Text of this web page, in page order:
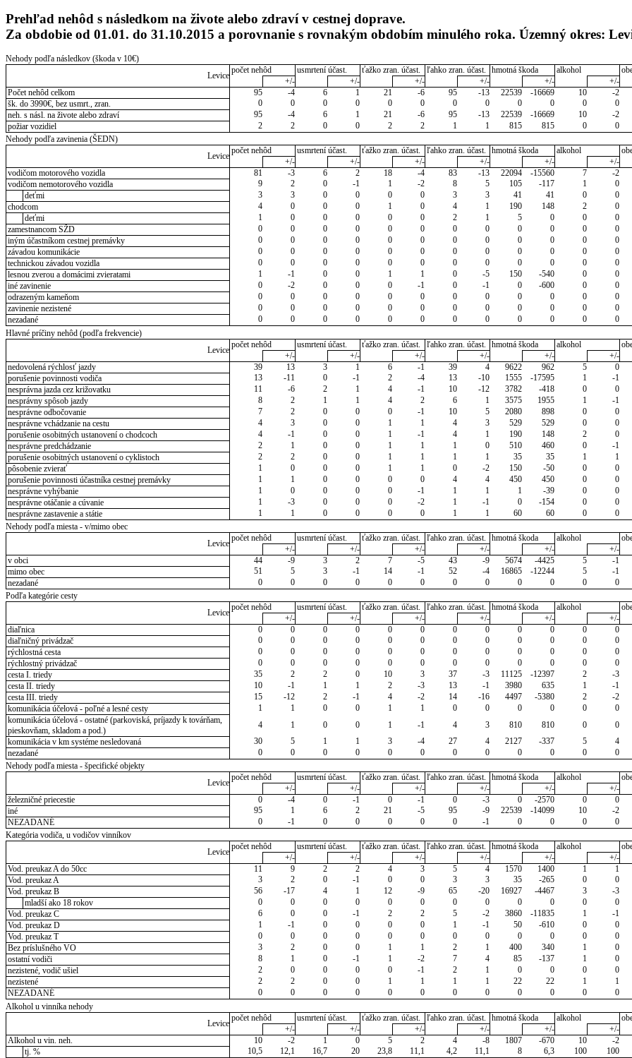
Prehľad nehôd s následkom na živote alebo zdraví v cestnej doprave.
Za obdobie od 01.01. do 31.10.2015 a porovnanie s rovnakým obdobím minulého roka. Územný okres:
Nehody podľa následkov (škoda v 10€)
Levice
počet nehôd usmrtení účast. ťažko zran. účast. ľahko zran. účast. hmotná škoda alkohol
+/-
+/- +/- +/- +/- +/-
Počet nehôd celkom
95 -4 6 1 21 -6 95 -13 22539 -16669 10 -2
šk. do 3990€, bez usmrt., zran.
0 0 0 0 0 0 0 0 0 0 0 0
neh. s násl. na živote alebo zdraví
95 -4 6 1 21 -6 95 -13 22539 -16669 10 -2
požiar vozidiel
2 2 0 0 2 2 1 1 815 815 0 0
Nehody podľa zavinenia (ŠEDN)
Levice
počet nehôd usmrtení účast. ťažko zran. účast. ľahko zran. účast. hmotná škoda alkohol
+/-
+/- +/- +/- +/- +/-
vodičom motorového vozidla
81 -3 6 2 18 -4 83 -13 22094 -15560 7 -2
vodičom nemotorového vozidla
9 2 0 -1 1 -2 8 5 105 -117 1 0
deťmi
3 3 0 0 0 0 3 3 41 41 0 0
chodcom
4 0 0 0 1 0 4 1 190 148 2 0
deťmi
1 0 0 0 0 0 2 1 5 0 0 0
zamestnancom SŽD
0 0 0 0 0 0 0 0 0 0 0 0
iným účastníkom cestnej premávky
0 0 0 0 0 0 0 0 0 0 0 0
závadou komunikácie
0 0 0 0 0 0 0 0 0 0 0 0
technickou závadou vozidla
0 0 0 0 0 0 0 0 0 0 0 0
lesnou zverou a domácimi zvieratami
1 -1 0 0 1 1 0 -5 150 -540 0 0
iné zavinenie
0 -2 0 0 0 -1 0 -1 0 -600 0 0
odrazeným kameňom
0 0 0 0 0 0 0 0 0 0 0 0
zavinenie nezistené
0 0 0 0 0 0 0 0 0 0 0 0
nezadané
0 0 0 0 0 0 0 0 0 0 0 0
Hlavné príčiny nehôd (podľa frekvencie)
Levice
počet nehôd usmrtení účast. ťažko zran. účast. ľahko zran. účast. hmotná škoda alkohol
+/-
+/- +/- +/- +/- +/-
nedovolená rýchlosť jazdy
39 13 3 1 6 -1 39 4 9622 962 5 0
porušenie povinnosti vodiča
13 -11 0 -1 2 -4 13 -10 1555 -17595 1 -1
nesprávna jazda cez križovatku
11 -6 2 1 4 -1 10 -12 3782 -418 0 0
nesprávny spôsob jazdy
8 2 1 1 4 2 6 1 3575 1955 1 -1
nesprávne odbočovanie
7 2 0 0 0 -1 10 5 2080 898 0 0
nesprávne vchádzanie na cestu
4 3 0 0 1 1 4 3 529 529 0 0
porušenie osobitných ustanovení o chodcoch
4 -1 0 0 1 -1 4 1 190 148 2 0
nesprávne predchádzanie
2 1 0 0 1 1 1 0 510 460 0 -1
porušenie osobitných ustanovení o cyklistoch
2 2 0 0 1 1 1 1 35 35 1 1
pôsobenie zvierať
1 0 0 0 1 1 0 -2 150 -50 0 0
porušenie povinnosti účastníka cestnej premávky
1 1 0 0 0 0 4 4 450 450 0 0
nesprávne vyhýbanie
1 0 0 0 0 -1 1 1 1 -39 0 0
nesprávne otáčanie a cúvanie
1 -3 0 0 0 -2 1 -1 0 -154 0 0
nesprávne zastavenie a státie
1 1 0 0 0 0 1 1 60 60 0 0
Nehody podľa miesta - v/mimo obec
Levice
počet nehôd usmrtení účast. ťažko zran. účast. ľahko zran. účast. hmotná škoda alkohol
+/-
+/- +/- +/- +/- +/-
v obci
44 -9 3 2 7 -5 43 -9 5674 -4425 5 -1
mimo obec
51 5 3 -1 14 -1 52 -4 16865 -12244 5 -1
nezadané
0 0 0 0 0 0 0 0 0 0 0 0
Podľa kategórie cesty
Levice
počet nehôd usmrtení účast. ťažko zran. účast. ľahko zran. účast. hmotná škoda alkohol
+/-
+/- +/- +/- +/- +/-
diaľnica
0 0 0 0 0 0 0 0 0 0 0 0
diaľničný privádzač
0 0 0 0 0 0 0 0 0 0 0 0
rýchlostná cesta
0 0 0 0 0 0 0 0 0 0 0 0
rýchlostný privádzač
0 0 0 0 0 0 0 0 0 0 0 0
cesta I. triedy
35 2 2 0 10 3 37 -3 11125 -12397 2 -3
cesta II. triedy
10 -1 1 1 2 -3 13 -1 3980 635 1 -1
cesta III. triedy
15 -12 2 -1 4 -2 14 -16 4497 -5380 2 -2
komunikácia účelová - poľné a lesné cesty
1 1 0 0 1 1 0 0 0 0 0 0
komunikácia účelová - ostatné (parkoviská, príjazdy k továrňam,
pieskovňam, skladom a pod.)
4 1 0 0 1 -1 4 3 810 810 0 0
komunikácia v km systéme nesledovaná
30 5 1 1 3 -4 27 4 2127 -337 5 4
nezadané
0 0 0 0 0 0 0 0 0 0 0 0
Nehody podľa miesta - špecifické objekty
Levice
počet nehôd usmrtení účast. ťažko zran. účast. ľahko zran. účast. hmotná škoda alkohol
+/-
+/- +/- +/- +/- +/-
železničné priecestie
0 -4 0 -1 0 -1 0 -3 0 -2570 0 0
iné
95 1 6 2 21 -5 95 -9 22539 -14099 10 -2
NEZADANÉ
0 -1 0 0 0 0 0 -1 0 0 0 0
Kategória vodiča, u vodičov vinníkov
Levice
počet nehôd usmrtení účast. ťažko zran. účast. ľahko zran. účast. hmotná škoda alkohol
+/-
+/- +/- +/- +/- +/-
Vod. preukaz A do 50cc
11 9 2 2 4 3 5 4 1570 1400 1 1
Vod. preukaz A
3 2 0 -1 0 0 3 3 35 -265 0 0
Vod. preukaz B
56 -17 4 1 12 -9 65 -20 16927 -4467 3 -3
mladší ako 18 rokov
0 0 0 0 0 0 0 0 0 0 0 0
Vod. preukaz C
6 0 0 -1 2 2 5 -2 3860 -11835 1 -1
Vod. preukaz D
1 -1 0 0 0 0 1 -1 50 -610 0 0
Vod. preukaz T
0 0 0 0 0 0 0 0 0 0 0 0
Bez príslušného VO
3 2 0 0 1 1 2 1 400 340 1 0
ostatní vodiči
8 1 0 -1 1 -2 7 4 85 -137 1 0
nezistené, vodič ušiel
2 0 0 0 0 -1 2 1 0 0 0 0
nezistené
2 2 0 0 1 1 1 1 22 22 1 1
NEZADANÉ
0 0 0 0 0 0 0 0 0 0 0 0
Alkohol u vinníka nehody
Levice
počet nehôd usmrtení účast. ťažko zran. účast. ľahko zran. účast. hmotná škoda alkohol
+/-
+/- +/- +/- +/- +/-
Alkohol u vin. neh.
10 -2 1 0 5 2 4 -8 1807 -670 10 -2
tj. %
10,5 12,1 16,7 20 23,8 11,1 4,2 11,1 8 6,3 100 100